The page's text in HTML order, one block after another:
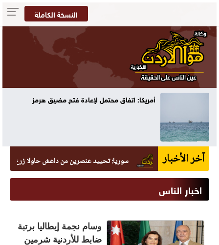
النسخة الكاملة
اتفاق محتمل لإعادة فتح مضيق هرمز
آخر الأخبار سوريا: تحييد عنصرين من داعش حاولا زرع عبوة في
اخبار الناس
وسام نجمة إيطاليا برتبة
ضابط للأردنية شرمين